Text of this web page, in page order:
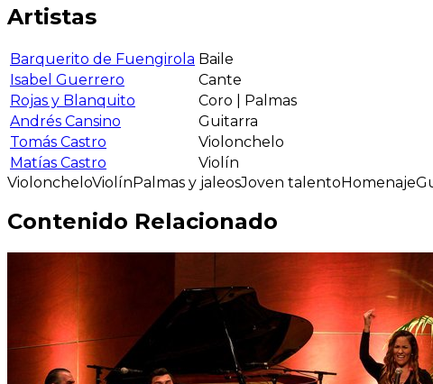
Artistas
Barquerito de Fuengirola Baile
Isabel Guerrero
Cante
Rojas y Blanquito
Coro | Palmas
Andrés Cansino
Guitarra
Tomás Castro
Violonchelo
Matías Castro
Violín
VioloncheloViolínPalmas y jaleosJoven talentoHomenaje
Contenido Relacionado